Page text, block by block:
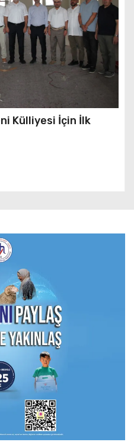
Külliyesi İçin İlk